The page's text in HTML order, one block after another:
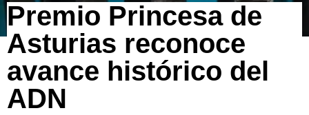
Premio Princesa de
Asturias reconoce
avance histórico del
ADN